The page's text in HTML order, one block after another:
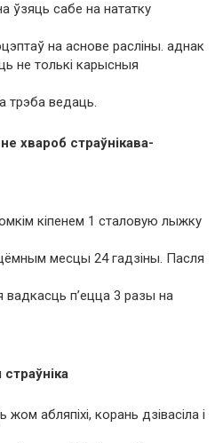
ўзяць сабе на нататку
на аснове расліны. аднак
не толькі карысныя
трэба ведаць.
хвароб страўнікава-
кіпенем 1 сталовую лыжку
месцы 24 гадзіны. Пасля
п’ецца 3 разы на
абляпіхі, корань дзівасіла і